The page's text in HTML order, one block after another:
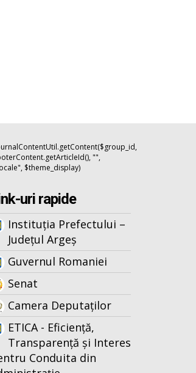
"",
$theme_display)
uri rapide
Instituția Prefectului –
Județul Argeș
Guvernul Romaniei
Senat
Camera Deputaților
ETICA - Eficiență,
Transparență și Interes
Conduita din